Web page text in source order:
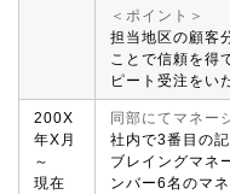
＜ポイント＞
担当地区の顧客
ことで信頼を得
ピート受注をい
200X
年X月
～
現在
同部にてマネー
社内で3番目の
ブレイングマネ
ンバー6名のマ